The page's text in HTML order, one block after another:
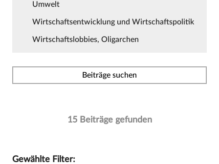
Umwelt
Wirtschaftsentwicklung und Wirtschaftspolitik
Wirtschaftslobbies, Oligarchen
Beiträge suchen
15 Beiträge gefunden
Gewählte Filter: